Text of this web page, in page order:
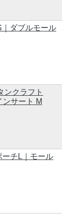
ダブルモール
ンクラフト
ンサート M
ーチL｜モール